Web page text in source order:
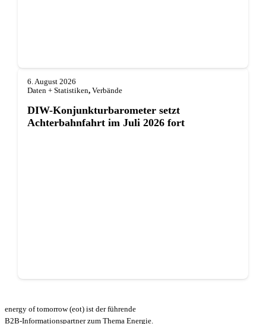
6. August 2026
Daten + Statistiken, Verbände
DIW-Konjunkturbarometer setzt
Achterbahnfahrt im Juli 2026 fort
energy of tomorrow (eot) ist der führende
B2B-Informationspartner zum Thema Energie.